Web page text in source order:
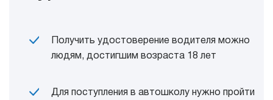
Получить удостоверение водителя можно
людям, достигшим возраста 18 лет
Для поступления в автошколу нужно пройти